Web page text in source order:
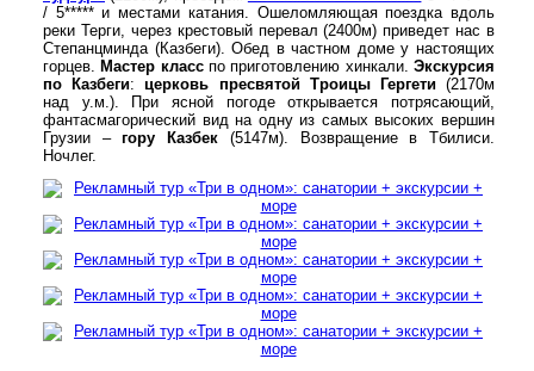
/ 5***** и местами катания. Ошеломляющая поездка вдоль
реки Терги, через крестовый перевал (2400м) приведет нас в
Степанцминда (Казбеги). Обед в частном доме у настоящих
горцев. Мастер класспо приготовлению хинкали.Экскурсия
по Казбеги:церковь пресвятой Троицы Гергети(2170м
над у.м.). При ясной погоде открывается потрясающий,
фантасмагорический вид на одну из самых высоких вершин
Грузии –гору Казбек (5147м). Возвращение в Тбилиси.
Ночлег.